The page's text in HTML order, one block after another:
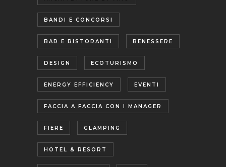
BANDI E CONCORSI
BAR E RISTORANTI BENESSERE
DESIGN ECOTURISMO
ENERGY EFFICIENCY EVENTI
FACCIA A FACCIA CON I MANAGER
FIERE GLAMPING
HOTEL & RESORT